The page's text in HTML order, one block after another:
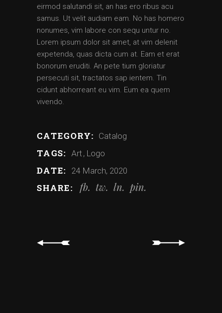
eirmod salutandi sit, an has ero ribus acu
samus. Ut velit audiam eam. No has homero
nonumes, vim labore con sequ untur no.
Lorem ipsum dolor sit amet, at vim delenit
expetenda, quas dicta cum at. Eam et erat
bonorum eruditi. An pete tium gloriatur
persecuti sit, tractatos sap ientem. Tin
cidunt abhorreant eu vim. Eum ea quem
vivendo.
CATEGORY: Catalog
TAGS: Art Logo
DATE: 24 March, 2020
SHARE: fb tw ln pin